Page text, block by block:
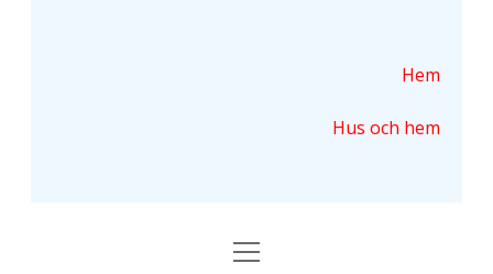
Hem
Hus och hem
ö